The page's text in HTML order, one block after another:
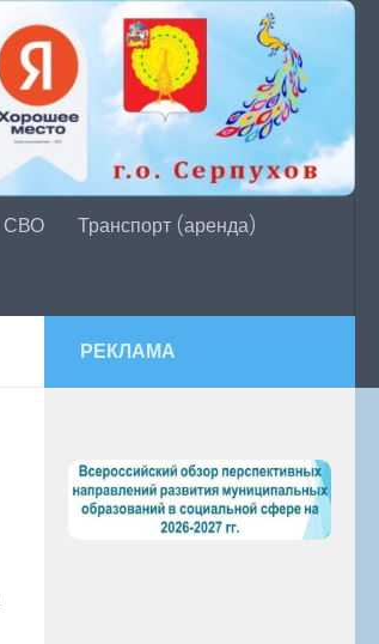
СВО Транспорт (аренда)
РЕКЛАМА